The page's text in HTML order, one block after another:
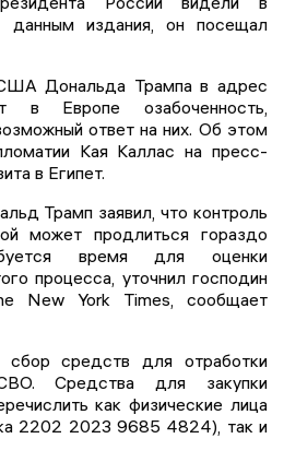
издания, он посещал
Дональда Трампа в адрес
в Европе озабоченность,
ответ на них. Об этом
Кая Каллас на пресс-
в Египет.
Трамп заявил, что контроль
может продлиться гораздо
время для оценки
процесса, уточнил господин
New York Times, сообщает
сбор средств для отработки
Средства для закупки
как физические лица
2202 2023 9685 4824), так и